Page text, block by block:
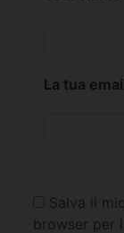
La tua
Salva il
browser per